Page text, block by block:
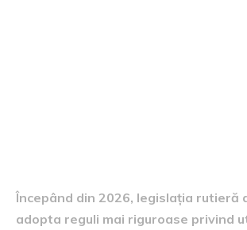
Începând din 2026, legislația rutieră
adopta reguli mai riguroase privind